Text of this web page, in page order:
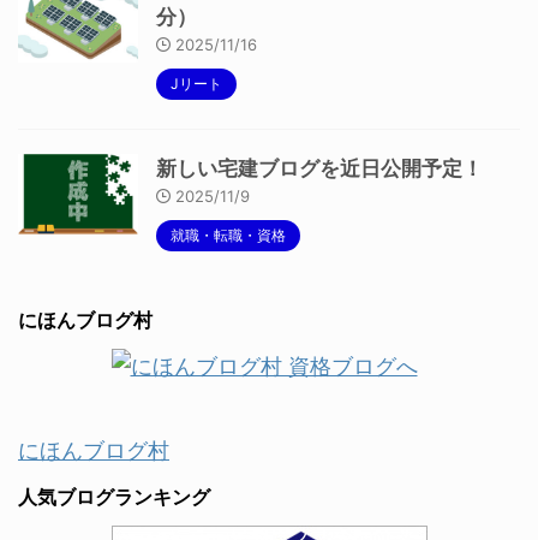
分）
2025/11/16
Jリート
新しい宅建ブログを近日公開予定！
2025/11/9
就職・転職・資格
にほんブログ村
にほんブログ村
人気ブログランキング